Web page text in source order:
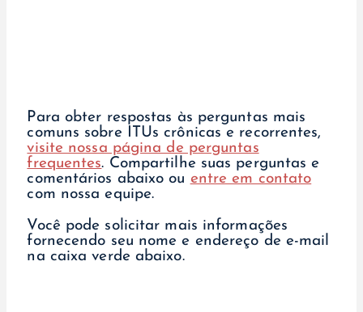
Para obter respostas às perguntas mais
comuns sobre ITUs crônicas e recorrentes,
visite nossa página de perguntas
frequentes. Compartilhe suas perguntas e
comentários abaixo ou entre em contato
com nossa equipe.
Você pode solicitar mais informações
fornecendo seu nome e endereço de e-mail
na caixa verde abaixo.